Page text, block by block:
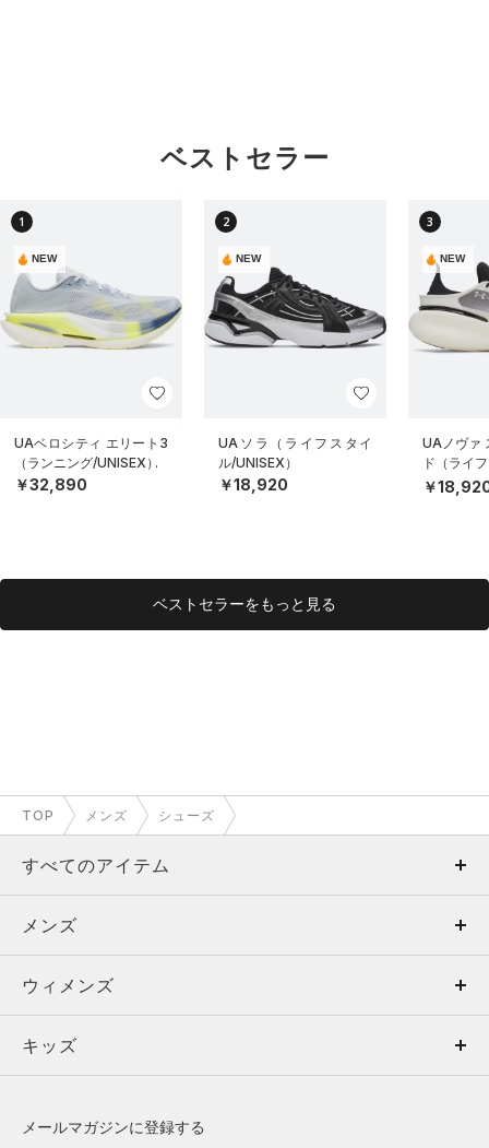
ベストセラー
1
NEW
UAベロシティ エリート3
（ランニング/UNISEX）
￥32,890
2
NEW
UAソラ（ライフスタイ
ル/UNISEX）
￥18,920
3
NEW
UAノヴァ
ド（ライ
EX）
￥
ベストセラーをもっと見る
TOP メンズ シューズ
すべてのアイテム
メンズ
ウィメンズ
キッズ
メンズ
トップス
ボトムス
ウィメンズ
トップス
キッズ
メールマガジンに登録する